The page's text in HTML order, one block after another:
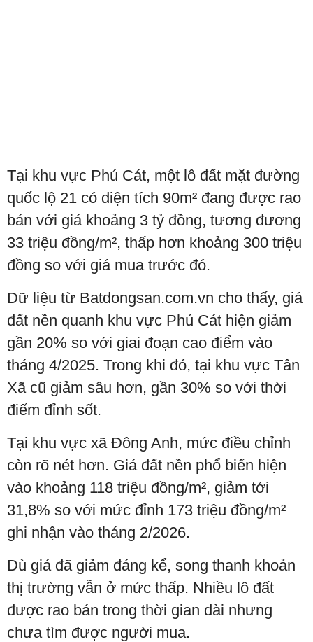
Tại khu vực Phú Cát, một lô đất mặt đường
quốc lộ 21 có diện tích 90m² đang được rao
bán với giá khoảng 3 tỷ đồng, tương đương
33 triệu đồng/m², thấp hơn khoảng 300 triệu
đồng so với giá mua trước đó.
Dữ liệu từ Batdongsan.com.vn cho thấy, giá
đất nền quanh khu vực Phú Cát hiện giảm
gần 20% so với giai đoạn cao điểm vào
tháng 4/2025. Trong khi đó, tại khu vực Tân
Xã cũ giảm sâu hơn, gần 30% so với thời
điểm đỉnh sốt.
Tại khu vực xã Đông Anh, mức điều chỉnh
còn rõ nét hơn. Giá đất nền phổ biến hiện
vào khoảng 118 triệu đồng/m², giảm tới
31,8% so với mức đỉnh 173 triệu đồng/m²
ghi nhận vào tháng 2/2026.
Dù giá đã giảm đáng kể, song thanh khoản
thị trường vẫn ở mức thấp. Nhiều lô đất
được rao bán trong thời gian dài nhưng
chưa tìm được người mua.